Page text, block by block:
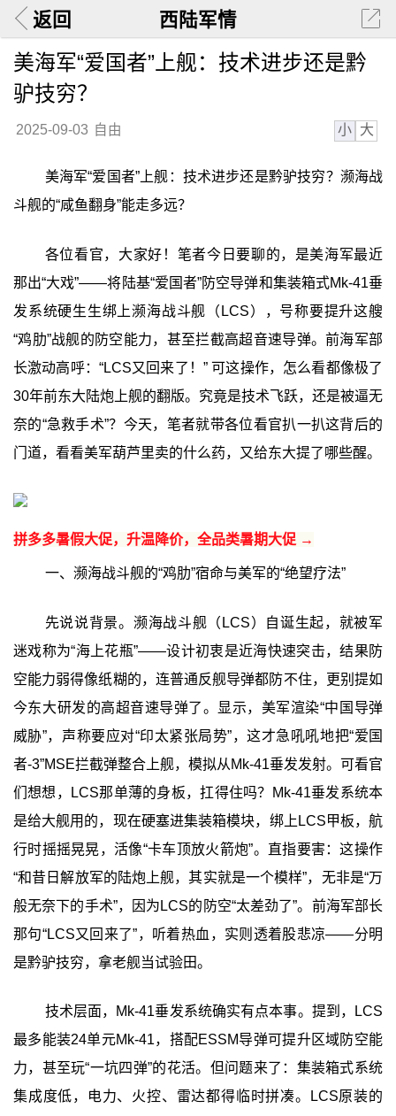
返回 西陆军情
美海军“爱国者”上舰：技术进步还是黔
驴技穷？
2025-09-03 自由 小 大
美海军“爱国者”上舰：技术进步还是黔驴技穷？濒海战
斗舰的“咸鱼翻身”能走多远？
各位看官，大家好！笔者今日要聊的，是美海军最近
那出“大戏”——将陆基“爱国者”防空导弹和集装箱式Mk-41垂
发系统硬生生绑上濒海战斗舰（LCS），号称要提升这艘
“鸡肋”战舰的防空能力，甚至拦截高超音速导弹。前海军部
长激动高呼：“LCS又回来了！” 可这操作，怎么看都像极了
30年前东大陆炮上舰的翻版。究竟是技术飞跃，还是被逼无
奈的“急救手术”？今天，笔者就带各位看官扒一扒这背后的
门道，看看美军葫芦里卖的什么药，又给东大提了哪些醒。
拼多多暑假大促，升温降价，全品类暑期大促 →
一、濒海战斗舰的“鸡肋”宿命与美军的“绝望疗法”
先说说背景。濒海战斗舰（LCS）自诞生起，就被军
迷戏称为“海上花瓶”——设计初衷是近海快速突击，结果防
空能力弱得像纸糊的，连普通反舰导弹都防不住，更别提如
今东大研发的高超音速导弹了。显示，美军渲染“中国导弹
威胁”，声称要应对“印太紧张局势”，这才急吼吼地把“爱国
者-3”MSE拦截弹整合上舰，模拟从Mk-41垂发发射。可看官
们想想，LCS那单薄的身板，扛得住吗？Mk-41垂发系统本
是给大舰用的，现在硬塞进集装箱模块，绑上LCS甲板，航
行时摇摇晃晃，活像“卡车顶放火箭炮”。直指要害：这操作
“和昔日解放军的陆炮上舰，其实就是一个模样”，无非是“万
般无奈下的手术”，因为LCS的防空“太差劲了”。前海军部长
那句“LCS又回来了”，听着热血，实则透着股悲凉——分明
是黔驴技穷，拿老舰当试验田。
技术层面，Mk-41垂发系统确实有点本事。提到，LCS
最多能装24单元Mk-41，搭配ESSM导弹可提升区域防空能
力，甚至玩“一坑四弹”的花活。但问题来了：集装箱式系统
集成度低，电力、火控、雷达都得临时拼凑。LCS原装的